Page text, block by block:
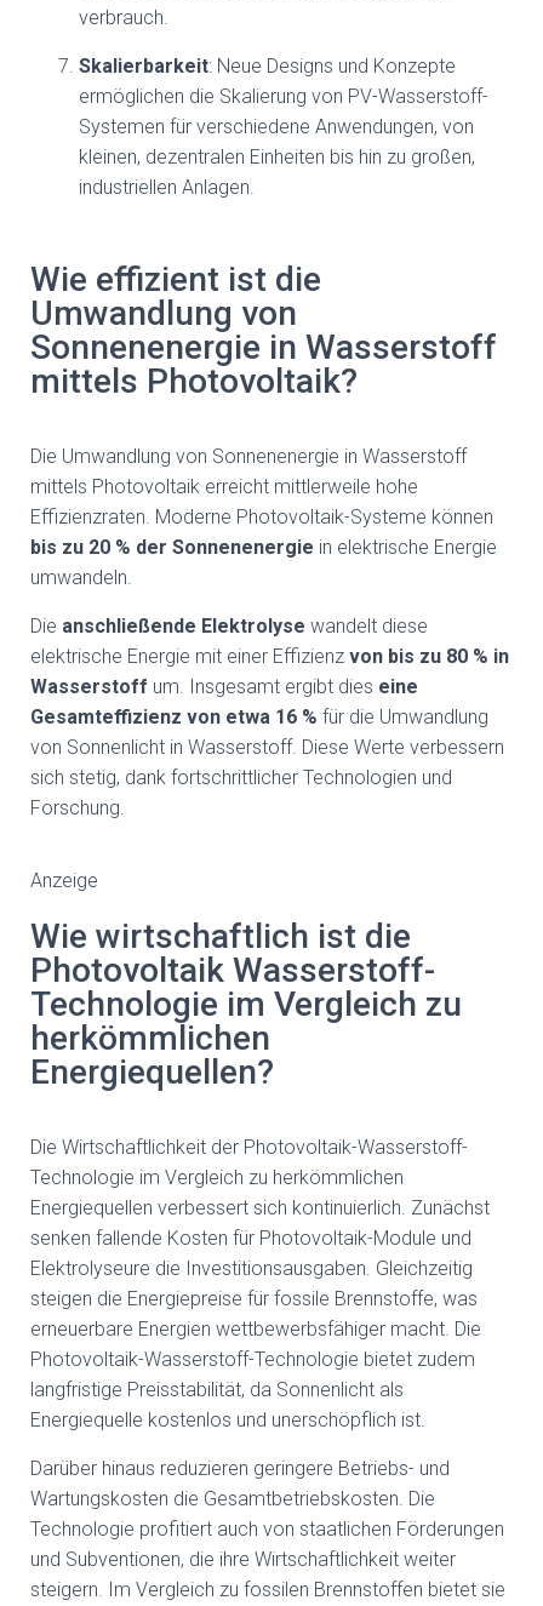
verbrauch.
Skalierbarkeit: Neue Designs und Konzepte
ermöglichen die Skalierung von PV-Wasserstoff-
Systemen für verschiedene Anwendungen, von
kleinen, dezentralen Einheiten bis hin zu großen,
industriellen Anlagen.
Wie effizient ist die
Umwandlung von
Sonnenenergie in Wasserstoff
mittels Photovoltaik?
Die Umwandlung von Sonnenenergie in Wasserstoff
mittels Photovoltaik erreicht mittlerweile hohe
Effizienzraten. Moderne Photovoltaik-Systeme können
bis zu 20 % der Sonnenenergie in elektrische Energie
umwandeln.
Die anschließende Elektrolyse wandelt diese
elektrische Energie mit einer Effizienz von bis zu 80 % in
Wasserstoff um. Insgesamt ergibt dies eine
Gesamteffizienz von etwa 16 % für die Umwandlung
von Sonnenlicht in Wasserstoff. Diese Werte verbessern
sich stetig, dank fortschrittlicher Technologien und
Forschung.
Anzeige
Wie wirtschaftlich ist die
Photovoltaik Wasserstoff-
Technologie im Vergleich zu
herkömmlichen
Energiequellen?
Die Wirtschaftlichkeit der Photovoltaik-Wasserstoff-
Technologie im Vergleich zu herkömmlichen
Energiequellen verbessert sich kontinuierlich. Zunächst
senken fallende Kosten für Photovoltaik-Module und
Elektrolyseure die Investitionsausgaben. Gleichzeitig
steigen die Energiepreise für fossile Brennstoffe, was
erneuerbare Energien wettbewerbsfähiger macht. Die
Photovoltaik-Wasserstoff-Technologie bietet zudem
langfristige Preisstabilität, da Sonnenlicht als
Energiequelle kostenlos und unerschöpflich ist.
Darüber hinaus reduzieren geringere Betriebs- und
Wartungskosten die Gesamtbetriebskosten. Die
Technologie profitiert auch von staatlichen Förderungen
und Subventionen, die ihre Wirtschaftlichkeit weiter
steigern. Im Vergleich zu fossilen Brennstoffen bietet sie